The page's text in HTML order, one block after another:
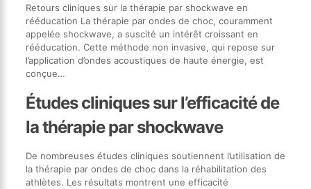
Retours cliniques sur la thérapie par shockwave en
rééducation La thérapie par ondes de choc, couramment
appelée shockwave, a suscité un intérêt croissant en
rééducation. Cette méthode non invasive, qui repose sur
l’application d’ondes acoustiques de haute énergie, est
conçue…
Études cliniques sur l’efficacité de
la thérapie par shockwave
De nombreuses études cliniques soutiennent l’utilisation de
la thérapie par ondes de choc dans la réhabilitation des
athlètes. Les résultats montrent une efficacité